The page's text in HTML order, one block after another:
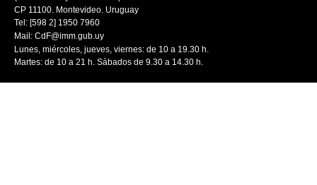
CP 11100. Montevideo. Uruguay
Tel: [598 2] 1950 7960
Mail: CdF@imm.gub.uy
Lunes, miércoles, jueves, viernes: de 10 a 19.30 h.
Martes: de 10 a 21 h. Sábados de 9.30 a 14.30 h.